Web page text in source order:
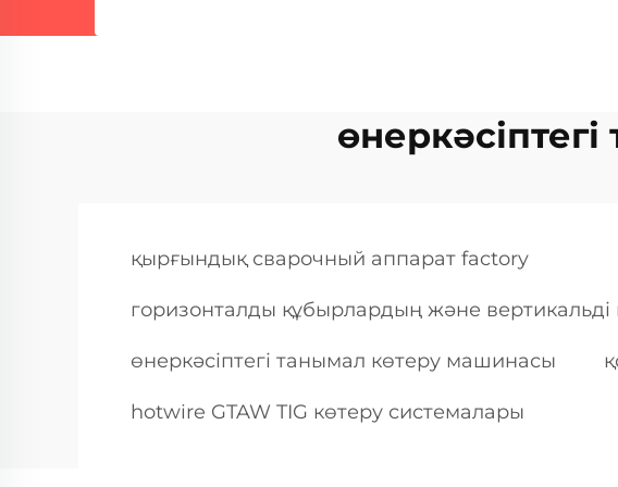
қырғындық сварочный аппарат factory
горизонталды құбырлардың және вертикальді
өнеркәсіптегі танымал көтеру машинасы
hotwire GTAW TIG көтеру системалары